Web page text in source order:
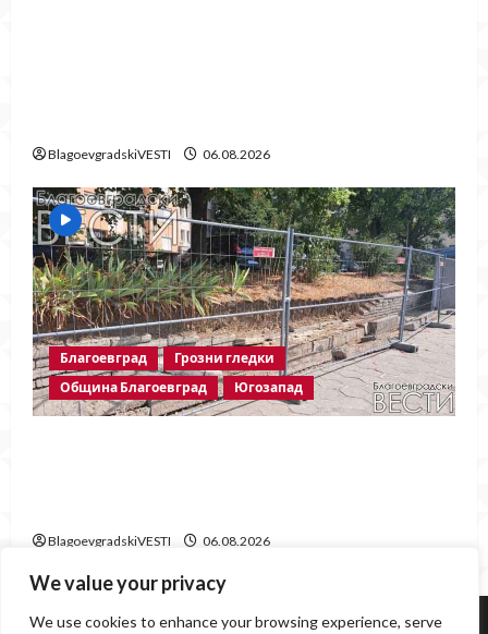
We value your privacy
We use cookies to enhance your browsing experience, serve
BlagoevgradskiVESTI 06.08.2026
Благоевград
Грозни гледки
Община Благоевград
Югозапад
BlagoevgradskiVESTI 06.08.2026
Югозапад Благоевград Политика Крими